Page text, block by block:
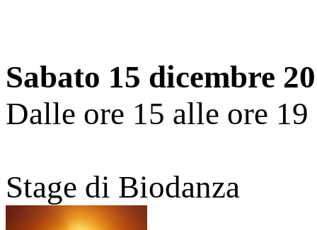
Sabato 15 dicembre
Dalle ore 15 alle ore 19
Stage di Biodanza